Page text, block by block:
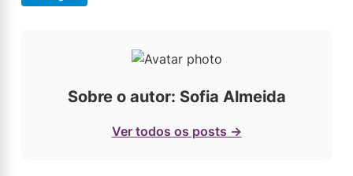
Sobre o autor: Sofia Almeida
Ver todos os posts →